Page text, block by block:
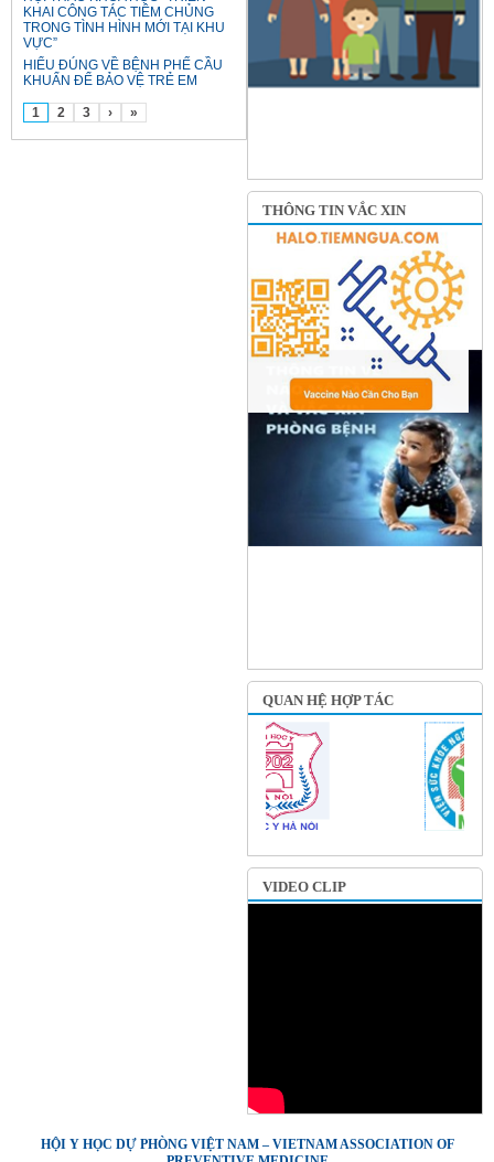
KHAI CÔNG TÁC TIÊM CHỦNG
TRONG TÌNH HÌNH MỚI TẠI KHU
VỰC”
HIỂU ĐÚNG VỀ BỆNH PHẾ CẦU
KHUẨN ĐỂ BẢO VỆ TRẺ EM
1 2 3 › »
THÔNG TIN VẮC XIN
QUAN HỆ HỢP TÁC
VIDEO CLIP
HỘI Y HỌC DỰ PHÒNG VIỆT NAM – VIETNAM ASSOCIATION OF